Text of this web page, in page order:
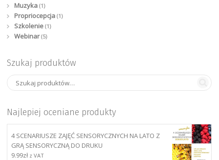
Muzyka (1)
Propriocepcja (1)
Szkolenie (1)
Webinar (5)
Szukaj produktów
Najlepiej oceniane produkty
4 SCENARIUSZE ZAJĘĆ SENSORYCZNYCH NA LATO Z
GRĄ SENSORYCZNĄ DO DRUKU
9.99zł z VAT